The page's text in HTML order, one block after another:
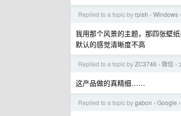
Replied to a topic by rpish › Windows ›
我用那个风景的主题，那四张壁
默认的感觉清晰度不高
Replied to a topic byZC3746 › 微信 ›
这产品做的真精细……
Replied to a topic bygabon › Google ›